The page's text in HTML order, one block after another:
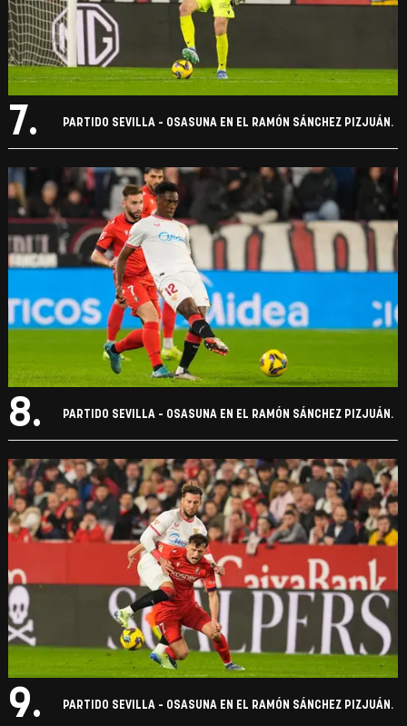
7. PARTIDO SEVILLA - OSASUNA EN EL RAMÓN SÁNCHEZ PIZJUÁN.
8. PARTIDO SEVILLA - OSASUNA EN EL RAMÓN SÁNCHEZ PIZJUÁN.
9. PARTIDO SEVILLA - OSASUNA EN EL RAMÓN SÁNCHEZ PIZJUÁN.